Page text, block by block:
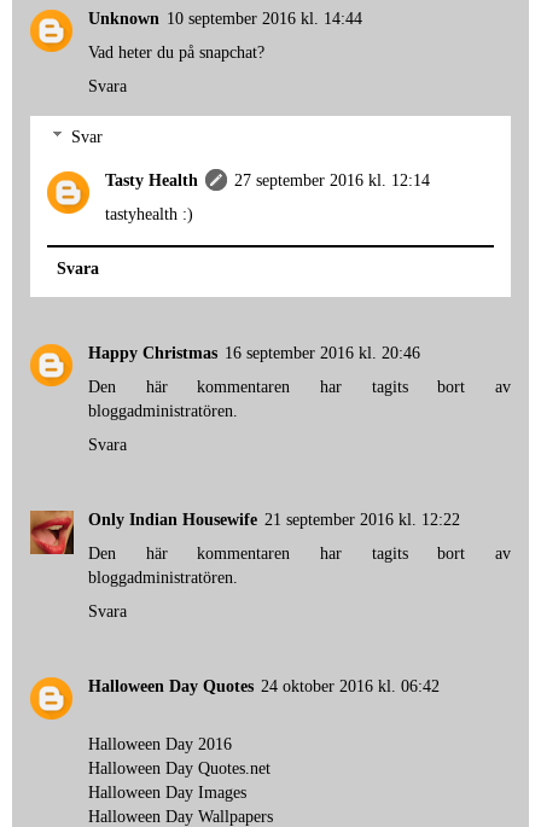
Unknown 10 september 2016 kl. 14:44
Vad heter du på snapchat?
Svara
Svar
Tasty Health
27 september 2016 kl. 12:14
tastyhealth :)
Svara
Happy Christmas 16 september 2016 kl. 20:46
Den här kommentaren har tagits bort av
bloggadministratören.
Svara
Only Indian Housewife 21 september 2016 kl. 12:22
Den här kommentaren har tagits bort av
bloggadministratören.
Svara
Halloween Day Quotes 24 oktober 2016 kl. 06:42
Halloween Day 2016
Halloween Day Quotes.net
Halloween Day Images
Halloween Day Wallpapers